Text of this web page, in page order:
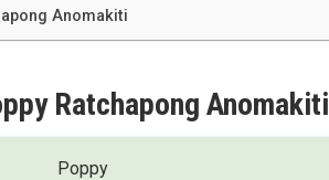
Anomakiti
Ratchapong Anomakiti
Poppy